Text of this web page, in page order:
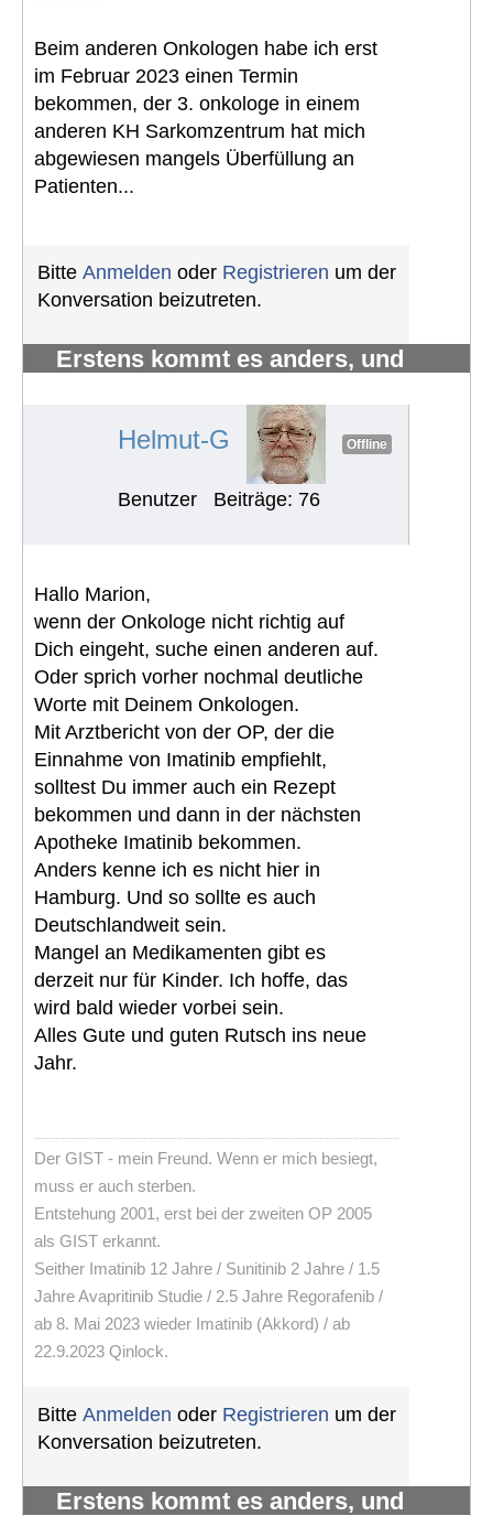
Beim anderen Onkologen habe ich erst
im Februar 2023 einen Termin
bekommen, der 3. onkologe in einem
anderen KH Sarkomzentrum hat mich
abgewiesen mangels Überfüllung an
Patienten...
Bitte Anmelden oder Registrieren um der
Konversation beizutreten.
Erstens kommt es anders, und
Helmut-G Offline
Benutzer Beiträge: 76
Hallo Marion,
wenn der Onkologe nicht richtig auf
Dich eingeht, suche einen anderen auf.
Oder sprich vorher nochmal deutliche
Worte mit Deinem Onkologen.
Mit Arztbericht von der OP, der die
Einnahme von Imatinib empfiehlt,
solltest Du immer auch ein Rezept
bekommen und dann in der nächsten
Apotheke Imatinib bekommen.
Anders kenne ich es nicht hier in
Hamburg. Und so sollte es auch
Deutschlandweit sein.
Mangel an Medikamenten gibt es
derzeit nur für Kinder. Ich hoffe, das
wird bald wieder vorbei sein.
Alles Gute und guten Rutsch ins neue
Jahr.
Der GIST - mein Freund. Wenn er mich besiegt,
muss er auch sterben.
Entstehung 2001, erst bei der zweiten OP 2005
als GIST erkannt.
Seither Imatinib 12 Jahre / Sunitinib 2 Jahre / 1.5
Jahre Avapritinib Studie / 2.5 Jahre Regorafenib /
ab 8. Mai 2023 wieder Imatinib (Akkord) / ab
22.9.2023 Qinlock.
Bitte Anmelden oder Registrieren um der
Konversation beizutreten.
Erstens kommt es anders, und